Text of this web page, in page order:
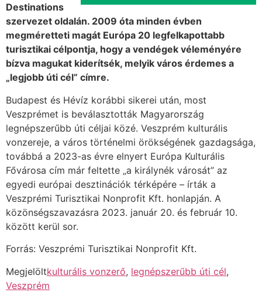
Destinations
szervezet oldalán. 2009 óta minden évben
megméretteti magát Európa 20 legfelkapottabb
turisztikai célpontja, hogy a vendégek véleményére
bízva magukat kiderítsék, melyik város érdemes a
„legjobb úti cél” címre.
Budapest és Hévíz korábbi sikerei után, most
Veszprémet is beválasztották Magyarország
legnépszerűbb úti céljai közé. Veszprém kulturális
vonzereje, a város történelmi örökségének gazdagsága,
továbbá a 2023-as évre elnyert Európa Kulturális
Fővárosa cím már feltette „a királynék városát” az
egyedi európai desztinációk térképére – írták a
Veszprémi Turisztikai Nonprofit Kft. honlapján. A
közönségszavazásra 2023. január 20. és február 10.
között kerül sor.
Forrás: Veszprémi Turisztikai Nonprofit Kft.
Megjelöltkulturális vonzerő, legnépszerűbb úti cél,
Veszprém